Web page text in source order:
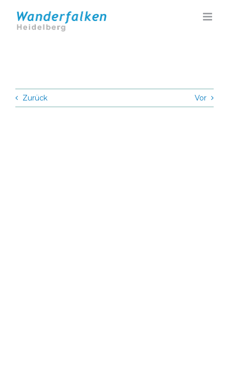
Inhalt
springen
Zurück Vor